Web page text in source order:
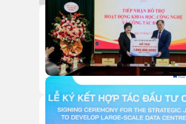
18/05/2026
HITC TRAO TẶNG 1 TỶ ĐỒNG HỖ TRỢ
CỨU KHOA HỌC CỦA VUSTA